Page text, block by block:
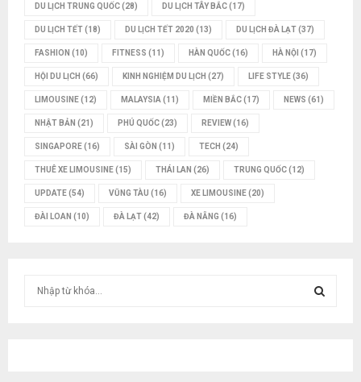
DU LỊCH TRUNG QUỐC(28) DU LỊCH TÂY BẮC(17)
DU LỊCH TẾT(18) DU LỊCH TẾT 2020 (13) DU LỊCH ĐÀ LẠT(37)
FASHION (10) FITNESS (11) HÀN QUỐC(16) HÀ NỘI (17)
HỘI DU LỊCH (66) KINH NGHIỆM DU LỊCH (27) LIFE STYLE(36)
LIMOUSINE(12) MALAYSIA (11) MIỀN BẮC(17) NEWS (61)
NHẬT BẢN (21) PHÚ QUỐC(23) REVIEW(16)
SINGAPORE(16) SÀI GÒN (11) TECH (24)
THUÊ XE LIMOUSINE(15) THÁI LAN (26) TRUNG QUỐC(12)
UPDATE(54) VŨNG TÀU (16) XE LIMOUSINE(20)
ĐÀI LOAN (10) ĐÀ LẠT(42) ĐÀ NẴNG (16)